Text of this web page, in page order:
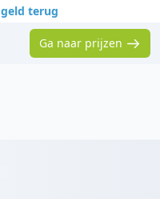
geld terug
Ga naar prijzen